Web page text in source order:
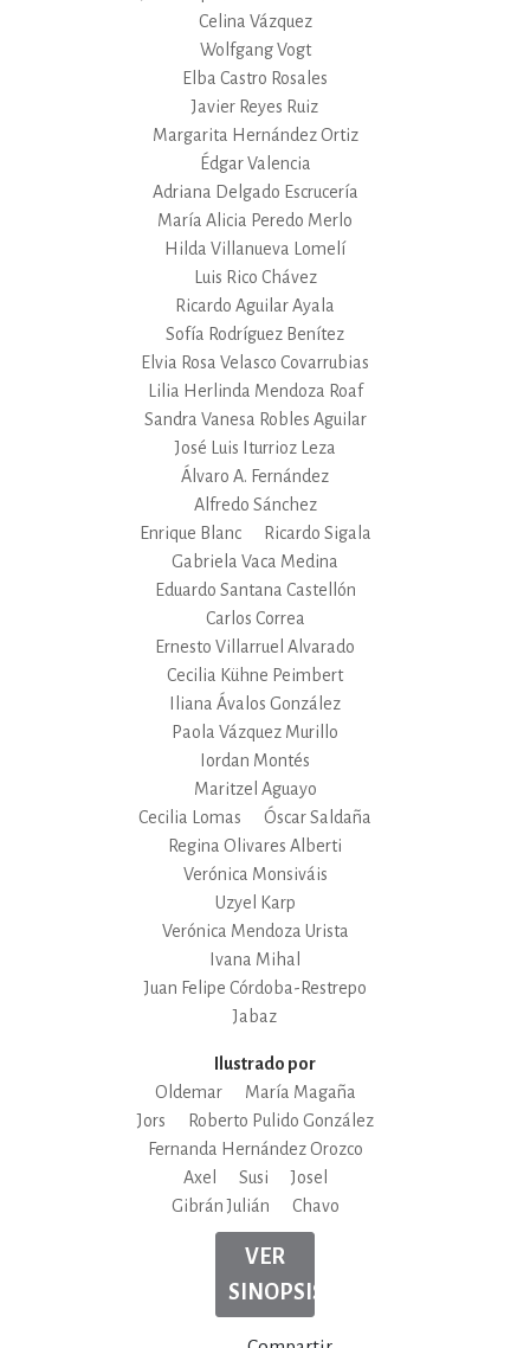
Celina Vázquez
Wolfgang Vogt
Elba Castro Rosales
Javier Reyes Ruiz
Margarita Hernández Ortiz
Édgar Valencia
Adriana Delgado Escrucería
María Alicia Peredo Merlo
Hilda Villanueva Lomelí
Luis Rico Chávez
Ricardo Aguilar Ayala
Sofía Rodríguez Benítez
Elvia Rosa Velasco Covarrubias
Lilia Herlinda Mendoza Roaf
Sandra Vanesa Robles Aguilar
José Luis Iturrioz Leza
Álvaro A. Fernández
Alfredo Sánchez
Enrique Blanc
Ricardo Sigala
Gabriela Vaca Medina
Eduardo Santana Castellón
Carlos Correa
Ernesto Villarruel Alvarado
Cecilia Kühne Peimbert
Iliana Ávalos González
Paola Vázquez Murillo
Iordan Montés
Maritzel Aguayo
Cecilia Lomas
Óscar Saldaña
Regina Olivares Alberti
Verónica Monsiváis
Uzyel Karp
Verónica Mendoza Urista
Ivana Mihal
Juan Felipe Córdoba-Restrepo
Jabaz
Ilustrado por
Oldemar
María Magaña
Jors
Roberto Pulido González
Fernanda Hernández Orozco
Axel
Susi
Josel
Gibrán Julián
Chavo
VER
SINOPSIS